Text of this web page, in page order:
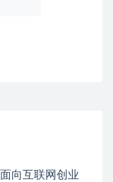
向互联网创业